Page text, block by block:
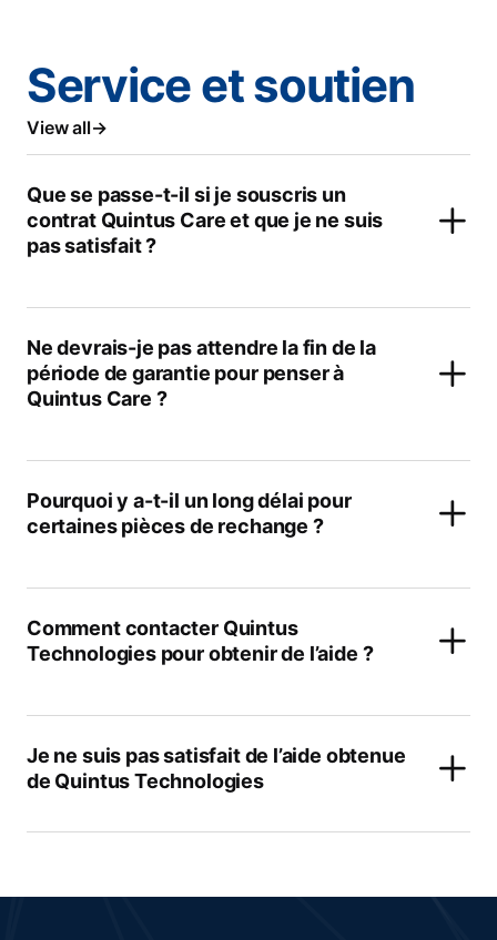
Service et soutien
View all
Que se passe-t-il si je souscris un
contrat Quintus Care et que je ne suis
pas satisfait ?
Ne devrais-je pas attendre la fin de la
période de garantie pour penser à
Quintus Care ?
Pourquoi y a-t-il un long délai pour
certaines pièces de rechange ?
Comment contacter Quintus
Technologies pour obtenir de l’aide ?
Je ne suis pas satisfait de l’aide obtenue
de Quintus Technologies